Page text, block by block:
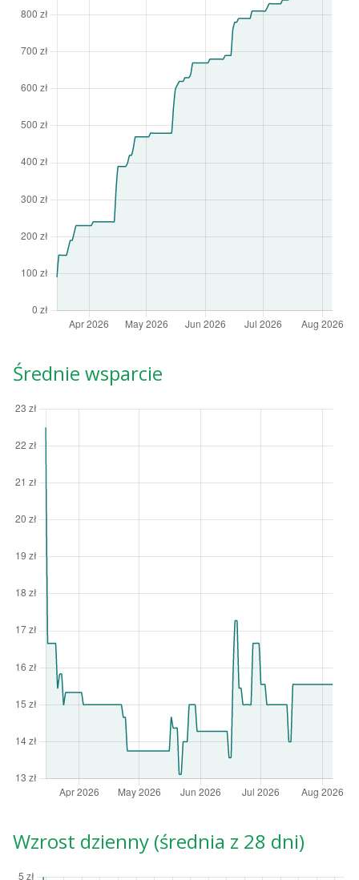
Średnie wsparcie
Wzrost dzienny (średnia z 28 dni)